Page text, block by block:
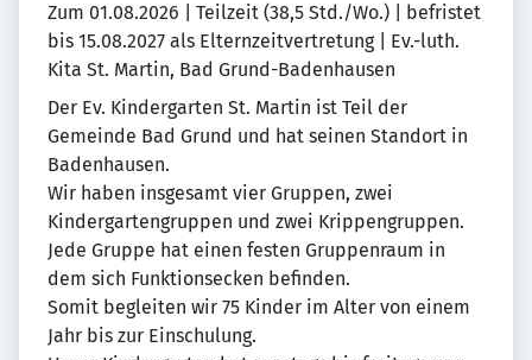
Zum 01.08.2026 | Teilzeit (38,5 Std./Wo.) | befristet
bis 15.08.2027 als Elternzeitvertretung | Ev.-luth.
Kita St. Martin, Bad Grund-Badenhausen
Der Ev. Kindergarten St. Martin ist Teil der
Gemeinde Bad Grund und hat seinen Standort in
Badenhausen.
Wir haben insgesamt vier Gruppen, zwei
Kindergartengruppen und zwei Krippengruppen.
Jede Gruppe hat einen festen Gruppenraum in
dem sich Funktionsecken befinden.
Somit begleiten wir 75 Kinder im Alter von einem
Jahr bis zur Einschulung.